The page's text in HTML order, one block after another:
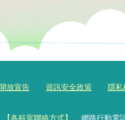
放宣告 資訊安全政策 隱
【各科室聯絡方式】 網路行動電